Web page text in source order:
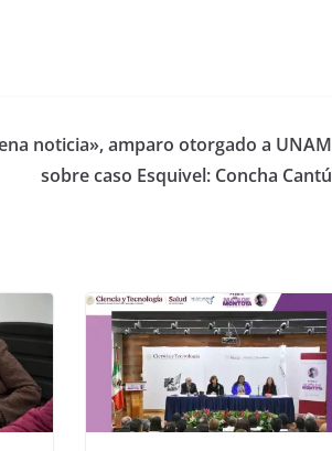
noticia», amparo otorgado a UNAM
sobre caso Esquivel: Concha Cantú